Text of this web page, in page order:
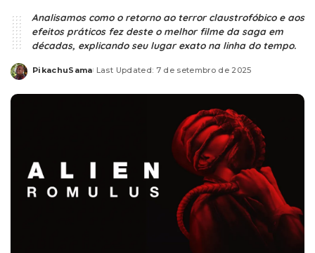
Analisamos como o retorno ao terror claustrofóbico e aos
efeitos práticos fez deste o melhor filme da saga em
décadas, explicando seu lugar exato na linha do tempo.
Posted
PikachuSama Last Updated: 7 de setembro de 2025